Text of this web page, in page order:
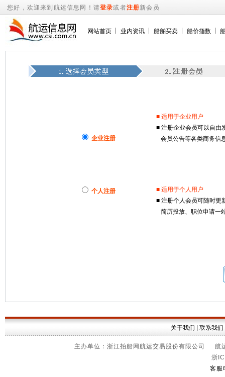
您好，欢迎来到航运信息网！请登录或者注册新会员
网站首页 业内资讯 船舶买卖 船价指数
企业注册
个人注册
■ 适用于企业用户
■ 注册企业会员可以自由
会员公告等各类商务信
■ 适用于个人用户
■ 注册个人会员可随时更
简历投放、职位申请一
关于我们 联系我们
主办单位：浙江拍船网航运交易股份有限公司
浙
客服